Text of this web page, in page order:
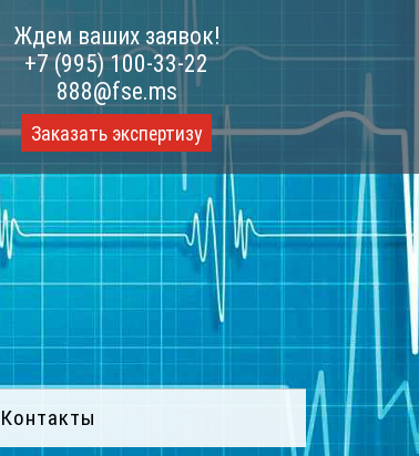
Ждем ваших заявок!
+7 (995) 100-33-22
888@fse.ms
Заказать экспертизу
Контакты